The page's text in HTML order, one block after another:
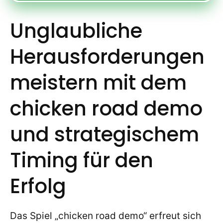
Unglaubliche
Herausforderungen
meistern mit dem
chicken road demo
und strategischem
Timing für den
Erfolg
Das Spiel „chicken road demo“ erfreut sich